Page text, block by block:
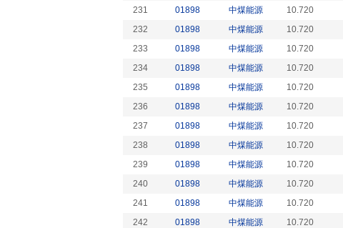
231
01898 中煤能源 10.720
232
01898 中煤能源 10.720
233
01898 中煤能源 10.720
234
01898 中煤能源 10.720
235
01898 中煤能源 10.720
236
01898 中煤能源 10.720
237
01898 中煤能源 10.720
238
01898 中煤能源 10.720
239
01898 中煤能源 10.720
240
01898 中煤能源 10.720
241
01898 中煤能源 10.720
242
01898 中煤能源 10.720